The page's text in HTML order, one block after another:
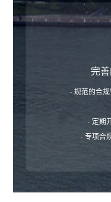
完
· 规范的合
· 定期
· 专项合